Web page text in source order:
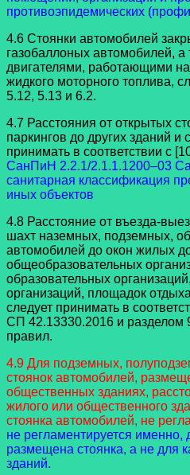
противоэпидемических
4.6 Стоянки автомобилей
газобаллоных автомобилей,
двигателями, работающими
жидкого моторного топлива,
5.12, 5.13 и 6.2.
4.7 Расстояния от открытых
паркингов до других зданий и
принимать в соответствии с
СанПиН 2.2.1/2.1.1.1200–03
санитарная классификация
иных объектов
4.8 Расстояние от въезда-
шахт наземных, подземных,
автомобилей до окон жилых
общеобразовательных
образовательных
организаций, площадок
следует принимать в
СП 42.13330.2016 и разделом
правил.
4.9 Для подземных,
стоянок автомобилей,
общественных зданиях,
жилого или общественного
стоянка автомобилей, не
не регламентируется именно,
размещена стоянка, а не для
зданий.